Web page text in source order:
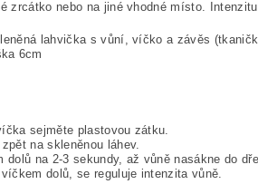
zrcátko nebo na jiné vhodné místo.
lahvička s vůní, víčko a závěs
6cm
sejměte plastovou zátku.
na skleněnou láhev.
na 2-3 sekundy, až vůně nasákne do
dolů, se reguluje intenzita vůně.